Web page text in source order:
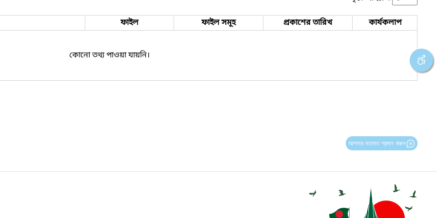
ফাইল ফাইল সমূহ প্রকাশের তারিখ কার্যকলাপ
কোনো তথ্য পাওয়া যায়নি।
আপনার মতামত প্রদান করুন